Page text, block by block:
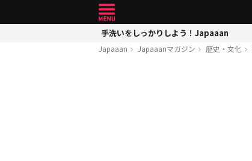
手洗いをしっかりしよう！Japaaan
Japaaan Japaaanマガジン 歴史・文化